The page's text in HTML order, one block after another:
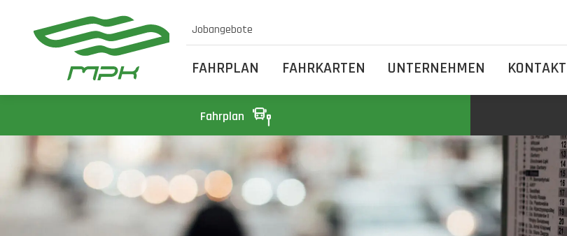
Jobangebote
FAHRPLAN FAHRKARTEN UNTERNEHMEN KONTAKT
Fahrplan